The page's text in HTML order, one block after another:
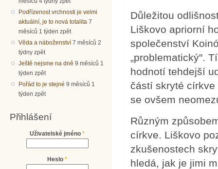
Podřízenost vrchnosti je velmi
aktuální, je to nová totalita 7
měsíců 1 týden zpět
Věda a náboženství 7 měsíců 2
týdny zpět
Ještě nejsme na dně 9 měsíců 1
týden zpět
Pořád to je stejné 9 měsíců 1
týden zpět
Přihlášení
Uživatelské jméno *
Heslo *
Důležitou
Liškovo apriorní
společenství
„problematický".
hodnotí tehdejší
částí skryté
se ovšem
Různým
církve. Liškovo
zkušenostech
hledá, jak je jimi